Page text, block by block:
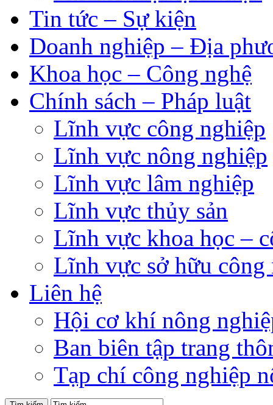
Tin tức – Sự kiện
Doanh nghiệp – Địa
Khoa học – Công nghệ
Chính sách – Pháp luật
Lĩnh vực công nghiệp
Lĩnh vực nông nghiệp
Lĩnh vực lâm nghiệp
Lĩnh vực thủy sản
Lĩnh vực khoa học –
Lĩnh vực sở hữu công
Liên hệ
Hội cơ khí nông
Ban biên tập trang
Tạp chí công nghiệp